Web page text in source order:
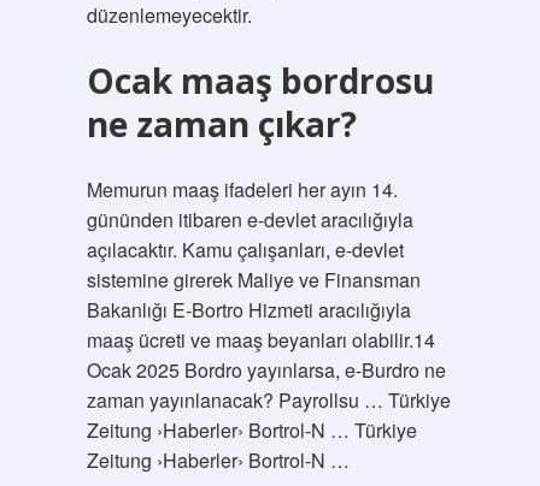
düzenlemeyecektir.
Ocak maaş bordrosu
ne zaman çıkar?
Memurun maaş ifadeleri her ayın 14.
gününden itibaren e-devlet aracılığıyla
açılacaktır. Kamu çalışanları, e-devlet
sistemine girerek Maliye ve Finansman
Bakanlığı E-Bortro Hizmeti aracılığıyla
maaş ücreti ve maaş beyanları olabilir.14
Ocak 2025 Bordro yayınlarsa, e-Burdro ne
zaman yayınlanacak? Payrollsu … Türkiye
Zeitung ›Haberler› Bortrol-N … Türkiye
Zeitung ›Haberler› Bortrol-N …